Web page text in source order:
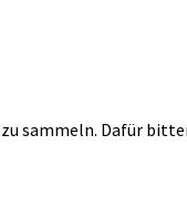
sammeln. Dafür